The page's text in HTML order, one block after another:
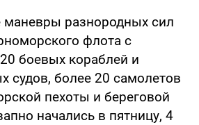
маневры разнородных сил
флота с
боевых кораблей и
судов, более 20 самолетов
пехоты и береговой
начались в пятницу, 4